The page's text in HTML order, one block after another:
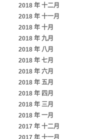
2018 年 十二月
2018 年 十一月
2018 年 十月
2018 年 九月
2018 年 八月
2018 年 七月
2018 年 六月
2018 年 五月
2018 年 四月
2018 年 三月
2018 年 一月
2017 年 十二月
2017 年 十一月